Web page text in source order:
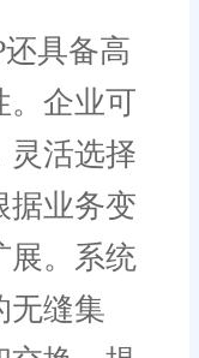
具备高
。企业可
灵活选择
据业务变
展。系统
无缝集